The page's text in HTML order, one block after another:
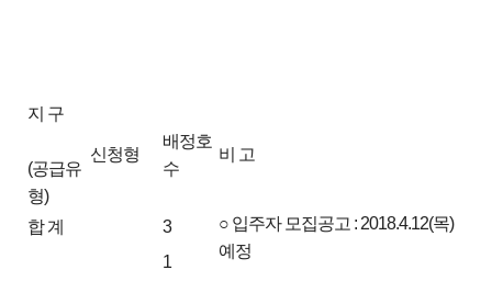
지 구
(공급유
형)
신청형
배정호
수
비 고
합 계 3
○ 입주자 모집공고 : 2018.4.12(목)
예정
1